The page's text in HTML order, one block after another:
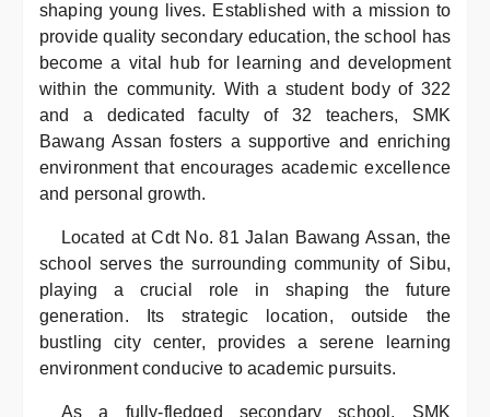
shaping young lives. Established with a mission to
provide quality secondary education, the school has
become a vital hub for learning and development
within the community. With a student body of 322
and a dedicated faculty of 32 teachers, SMK
Bawang Assan fosters a supportive and enriching
environment that encourages academic excellence
and personal growth.
Located at Cdt No. 81 Jalan Bawang Assan, the
school serves the surrounding community of Sibu,
playing a crucial role in shaping the future
generation. Its strategic location, outside the
bustling city center, provides a serene learning
environment conducive to academic pursuits.
As a fully-fledged secondary school, SMK